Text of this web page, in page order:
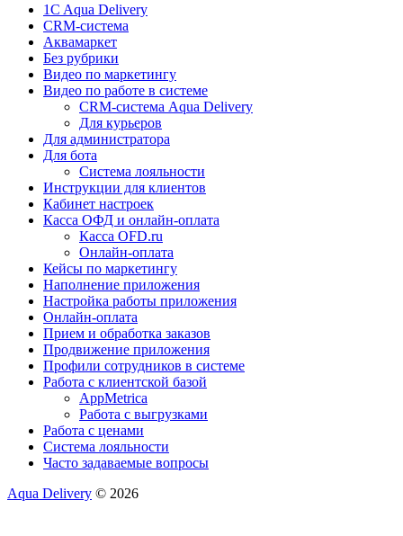
1C Aqua Delivery
CRM-система
Аквамаркет
Без рубрики
Видео по маркетингу
Видео по работе в системе
CRM-система Aqua Delivery
Для курьеров
Для администратора
Для бота
Система лояльности
Инструкции для клиентов
Кабинет настроек
Касса ОФД и онлайн-оплата
Касса OFD.ru
Онлайн-оплата
Кейсы по маркетингу
Наполнение приложения
Настройка работы приложения
Онлайн-оплата
Прием и обработка заказов
Продвижение приложения
Профили сотрудников в системе
Работа с клиентской базой
AppMetrica
Работа с выгрузками
Работа с ценами
Система лояльности
Часто задаваемые вопросы
Aqua Delivery © 2026